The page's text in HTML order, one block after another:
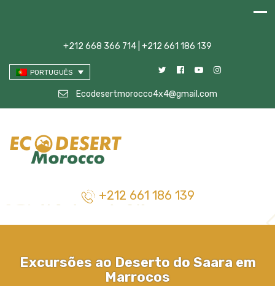
+212 668 366 714 | +212 661 186 139
PORTUGUÊS
Ecodesertmorocco4x4@gmail.com
+212 661 186 139
Excursões ao Deserto do Saara em
Marrocos